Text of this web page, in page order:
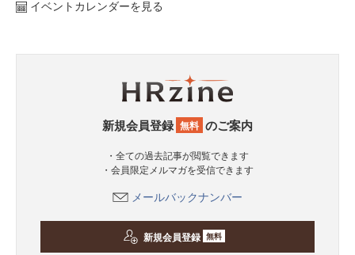
イベントカレンダーを見る
新規会員登録 無料 のご案内
・全ての過去記事が閲覧できます
・会員限定メルマガを受信できます
メールバックナンバー
新規会員登録 無料